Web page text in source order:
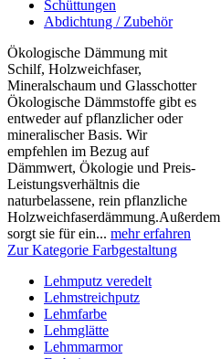
Schüttungen
Abdichtung / Zubehör
Ökologische Dämmung mit
Schilf, Holzweichfaser,
Mineralschaum und Glasschotter
Ökologische Dämmstoffe gibt es
entweder auf pflanzlicher oder
mineralischer Basis. Wir
empfehlen im Bezug auf
Dämmwert, Ökologie und Preis-
Leistungsverhältnis die
naturbelassene, rein pflanzliche
Holzweichfaserdämmung.Außerdem
sorgt sie für ein... mehr erfahren
Zur Kategorie Farbgestaltung
Lehmputz veredelt
Lehmstreichputz
Lehmfarbe
Lehmglätte
Lehmmarmor